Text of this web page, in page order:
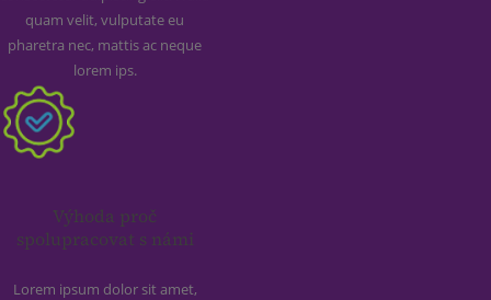
quam velit, vulputate eu
pharetra nec, mattis ac neque
lorem ips.
Výhoda proč
spolupracovat s námi
Lorem ipsum dolor sit amet,